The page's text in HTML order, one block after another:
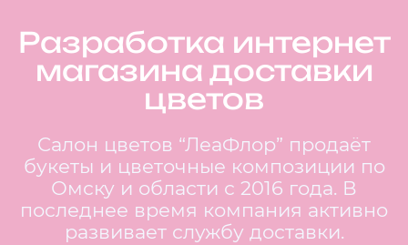
Разработка интернет
магазина доставки
цветов
Салон цветов “ЛеаФлор” продаёт
букеты и цветочные композиции по
Омску и области с 2016 года. В
последнее время компания активно
развивает службу доставки.